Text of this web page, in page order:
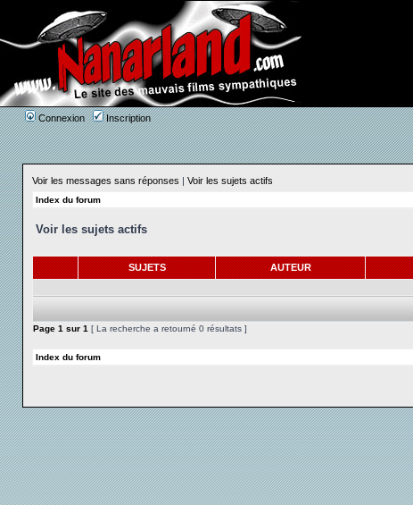
Connexion Inscription
Voir les messages sans réponses | Voir les sujets actifs
Index du forum
Voir les sujets actifs
SUJETS AUTEUR
Page 1 sur 1 [ La recherche a retourné 0 résultats ]
Index du forum